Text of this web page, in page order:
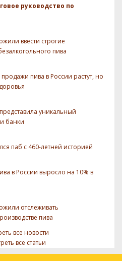
руководство по
ввести строгие
пива
пива в России растут, но
уникальный
банки
паб с 460-летней историей
в России выросло на 10% в
отслеживать
пива
все новости
все статьи